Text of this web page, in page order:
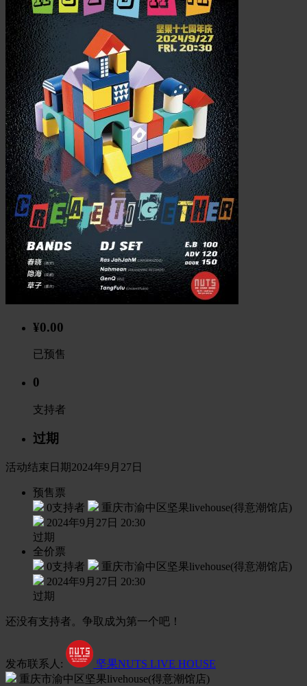
¥0.00
已预售
0
支持者
过期
活动结束日期2024年9月27日
预售票
0支持者
重庆市渝中区坚果livehouse(得意潮馆店)
2024年9月27日 20:30
过期
全价票
0支持者
重庆市渝中区坚果livehouse(得意潮馆店)
2024年9月27日 20:30
过期
还没有支持者。争取成为第一个吧！
发布联系人:
坚果NUTS LIVE HOUSE
重庆市渝中区坚果livehouse(得意潮馆店)